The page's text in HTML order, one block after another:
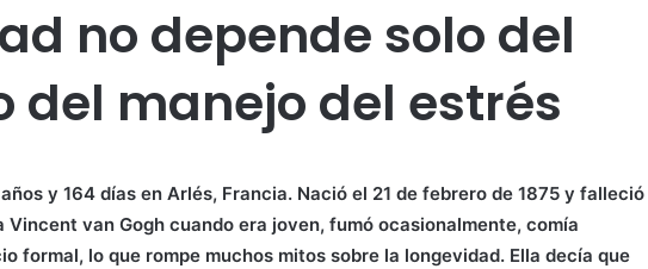
no depende solo del
del manejo del estrés
y 164 días en Arlés, Francia. Nació el 21 de febrero de 1875 y falleció
Vincent van Gogh cuando era joven, fumó ocasionalmente, comía
formal, lo que rompe muchos mitos sobre la longevidad. Ella decía que